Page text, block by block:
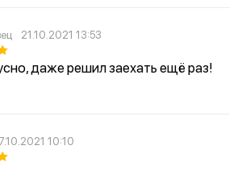
21.10.2021 13:53
даже решил заехать ещё раз!
10:10